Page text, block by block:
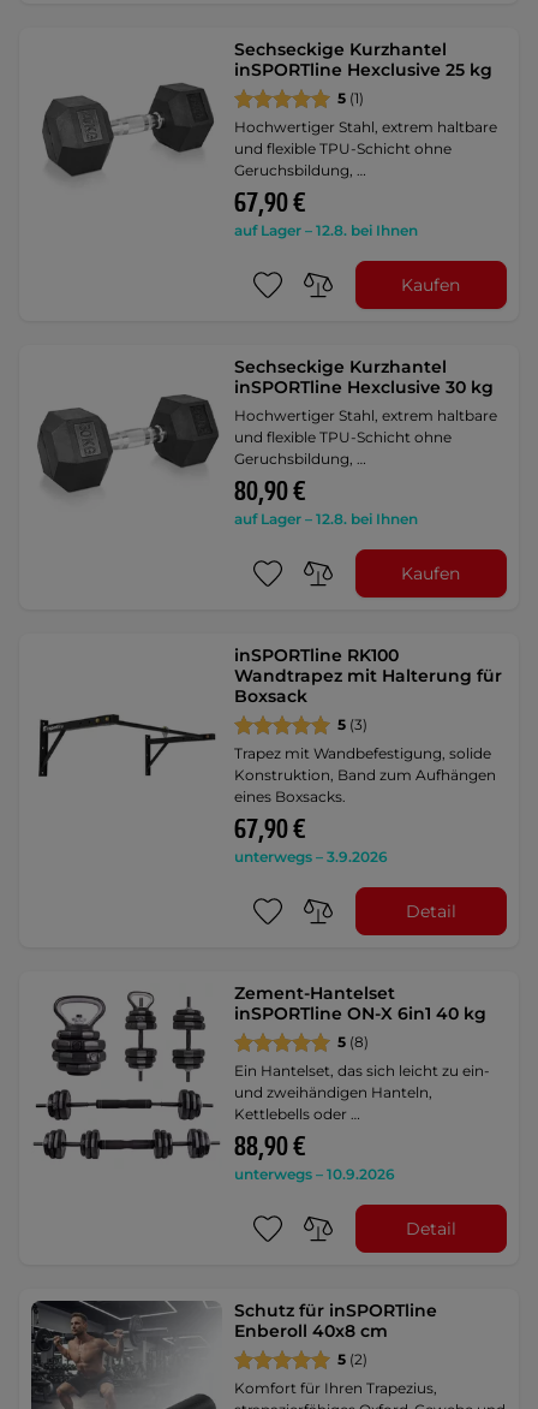
Sechseckige Kurzhantel
inSPORTline Hexclusive 25 kg
5 (1)
Hochwertiger Stahl, extrem haltbare
und flexible TPU-Schicht ohne
Geruchsbildung, …
67,90 €
auf Lager – 12.8. bei Ihnen
Kaufen
Sechseckige Kurzhantel
inSPORTline Hexclusive 30 kg
Hochwertiger Stahl, extrem haltbare
und flexible TPU-Schicht ohne
Geruchsbildung, …
80,90 €
auf Lager – 12.8. bei Ihnen
Kaufen
inSPORTline RK100
Wandtrapez mit Halterung für
Boxsack
5 (3)
Trapez mit Wandbefestigung, solide
Konstruktion, Band zum Aufhängen
eines Boxsacks.
67,90 €
unterwegs – 3.9.2026
Detail
Zement-Hantelset
inSPORTline ON-X 6in1 40 kg
5 (8)
Ein Hantelset, das sich leicht zu ein-
und zweihändigen Hanteln,
Kettlebells oder …
88,90 €
unterwegs – 10.9.2026
Detail
Schutz für inSPORTline
Enberoll 40x8 cm
5 (2)
Komfort für Ihren Trapezius,